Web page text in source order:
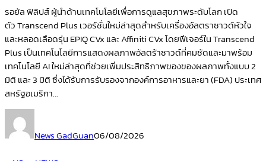
รอยัล ฟิลิปส์ ผู้นำด้านเทคโนโลยีเพื่อการดูแลสุขภาพระดับโลก เปิด
ตัว Transcend Plus เวอร์ชั่นใหม่ล่าสุดสำหรับเครื่องอัลตราซาวด์หัวใจ
และหลอดเลือดรุ่น EPIQ CVx และ Affiniti CVx โดยฟีเจอร์ใน Transcend
Plus เป็นเทคโนโลยีการแสดงผลภาพอัลตร้าซาวด์ที่คมชัดและมาพร้อม
เทคโนโลยี AI ใหม่ล่าสุดที่ช่วยเพิ่มประสิทธิภาพของของผลภาพทั้งแบบ 2
มิติ และ 3 มิติ ซึ่งได้รับการรับรองจากองค์การอาหารและยา (FDA) ประเทศ
สหรัฐอเมริกา...
News GadGuan06/08/2026